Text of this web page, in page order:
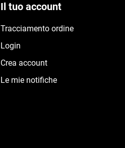
Il tuo account
Tracciamento ordine
Login
Crea account
Le mie notifiche